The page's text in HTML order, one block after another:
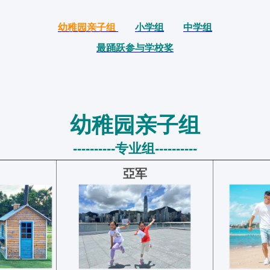
幼稚园亲子组 小学组 中学组
最踊跃参与学校奖
幼稚园亲子组
----------专业组 ----------
亞军